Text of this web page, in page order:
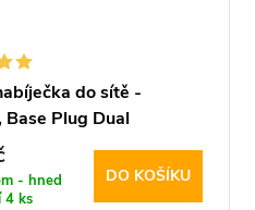
do sítě -
Base Plug Dual
QC3.0 White
- hned
4 ks
DO KOŠÍKU